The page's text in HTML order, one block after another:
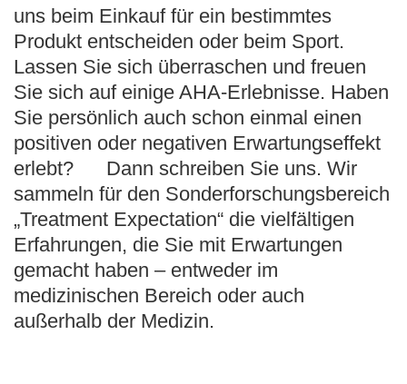
uns beim Einkauf für ein bestimmtes
Produkt entscheiden oder beim Sport.
Lassen Sie sich überraschen und freuen
Sie sich auf einige AHA-Erlebnisse. Haben
Sie persönlich auch schon einmal einen
positiven oder negativen Erwartungseffekt
erlebt?
Dann schreiben Sie uns. Wir
sammeln für den Sonderforschungsbereich
„Treatment Expectation“ die vielfältigen
Erfahrungen, die Sie mit Erwartungen
gemacht haben – entweder im
medizinischen Bereich oder auch
außerhalb der Medizin.